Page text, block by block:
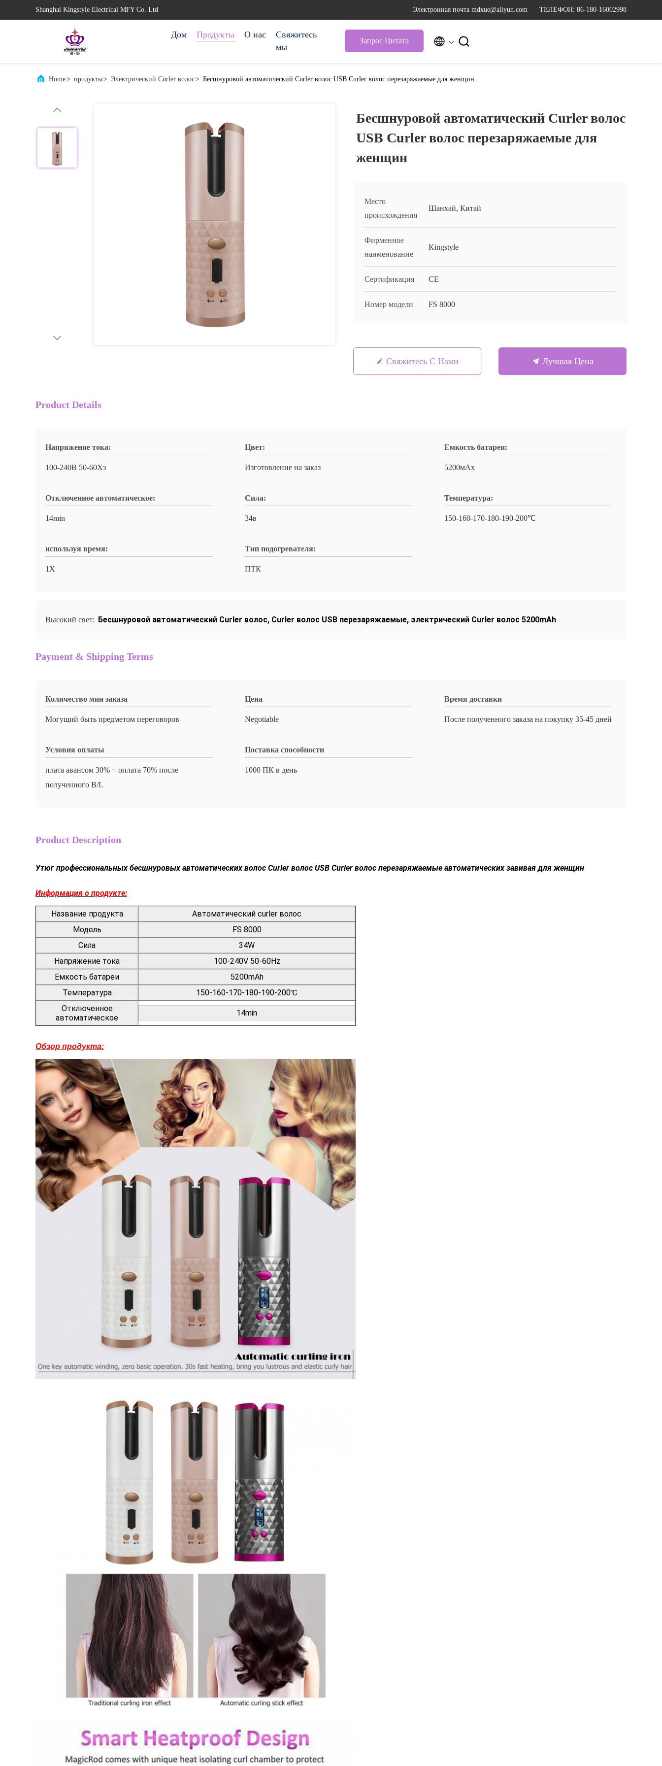
Shanghai Kingstyle Electrical MFY Co. Ltd Электронная почта mdxue@aliyun.com ТЕЛЕФОН: 86-180-16002998
Дом Продукты О нас
Свяжитесь
мы
Запрос Цитата  
Home> продукты> Электрический Curler волос> Бесшнуровой автоматический Curler волос USB Curler волос перезаряжаемые для женщин
Бесшнуровой автоматический Curler волос
USB Curler волос перезаряжаемые для
женщин
Место
происхождения
Шанхай, Китай
Фирменное
наименование
Kingstyle
Сертификация CE
Номер модели FS 8000
Свяжитесь С Нами Лучшая Цена
Product Details
Напряжение тока:
100-240В 50-60Хз
Цвет:
Изготовление на заказ
Емкость батареи:
5200мАх
Отключенное автоматическое:
14min
Сила:
34в
Температура:
150-160-170-180-190-200℃
используя время:
1Х
Тип подогревателя:
ПТК
Высокий свет: Бесшнуровой автоматический Curler волос, Curler волос USB перезаряжаемые, электрический Curler волос 5200mAh
Payment & Shipping Terms
Количество мин заказа
Могущий быть предметом переговоров
Цена
Negotiable
Время доставки
После полученного заказа на покупку 35-45 дней
Условия оплаты
плата авансом 30% + оплата 70% после
полученного B/L
Поставка способности
1000 ПК в день
Product Description
Утюг профессиональных бесшнуровых автоматических волос Curler волос USB Curler волос перезаряжаемые автоматических завивая для женщин
Информация о продукте:
Название продукта
Автоматический curler волос
Модель
FS 8000
Сила
34W
Напряжение тока
100-240V 50-60Hz
Емкость батареи
5200mAh
Температура
150-160-170-180-190-200℃
Отключенное
автоматическое
14min
Обзор продукта: